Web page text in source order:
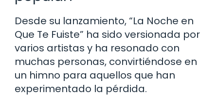
Desde su lanzamiento, “La Noche en
Que Te Fuiste” ha sido versionada por
varios artistas y ha resonado con
muchas personas, convirtiéndose en
un himno para aquellos que han
experimentado la pérdida.